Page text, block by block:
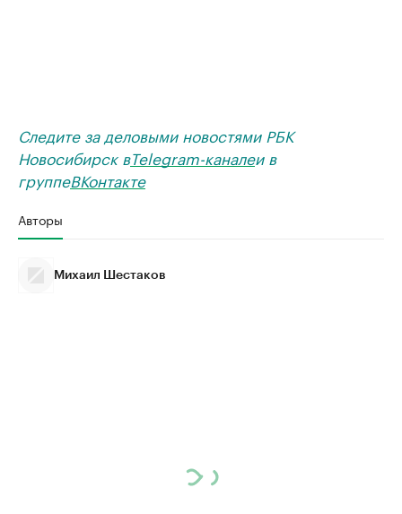
Следите за деловыми новостями РБК
Новосибирск вTelegram-каналеи в
группеВКонтакте
Авторы
Михаил Шестаков